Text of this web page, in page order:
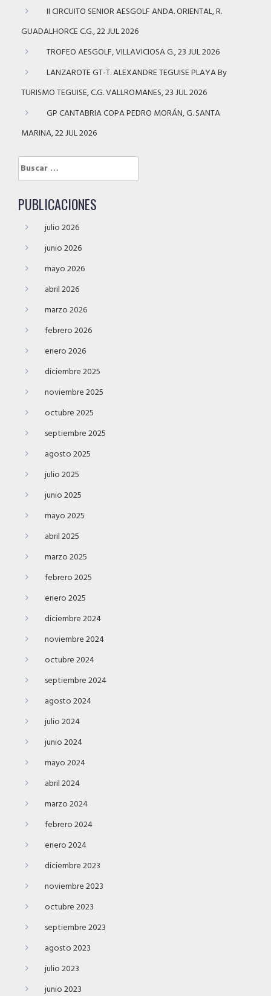
II CIRCUITO SENIOR AESGOLF ANDA. ORIENTAL, R.
GUADALHORCE C.G., 22 JUL 2026
TROFEO AESGOLF, VILLAVICIOSA G., 23 JUL 2026
LANZAROTE GT-T. ALEXANDRE TEGUISE PLAYA By
TURISMO TEGUISE, C.G. VALLROMANES, 23 JUL 2026
GP CANTABRIA COPA PEDRO MORÁN, G. SANTA
MARINA, 22 JUL 2026
Buscar:
PUBLICACIONES
julio 2026
junio 2026
mayo 2026
abril 2026
marzo 2026
febrero 2026
enero 2026
diciembre 2025
noviembre 2025
octubre 2025
septiembre 2025
agosto 2025
julio 2025
junio 2025
mayo 2025
abril 2025
marzo 2025
febrero 2025
enero 2025
diciembre 2024
noviembre 2024
octubre 2024
septiembre 2024
agosto 2024
julio 2024
junio 2024
mayo 2024
abril 2024
marzo 2024
febrero 2024
enero 2024
diciembre 2023
noviembre 2023
octubre 2023
septiembre 2023
agosto 2023
julio 2023
junio 2023